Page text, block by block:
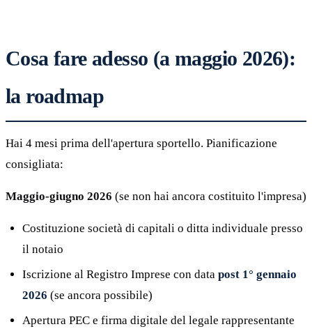
Cosa fare adesso (a maggio 2026):
la roadmap
Hai 4 mesi prima dell'apertura sportello. Pianificazione
consigliata:
Maggio-giugno 2026 (se non hai ancora costituito l'impresa)
Costituzione società di capitali o ditta individuale presso
il notaio
Iscrizione al Registro Imprese con data post 1° gennaio
2026 (se ancora possibile)
Apertura PEC e firma digitale del legale rappresentante